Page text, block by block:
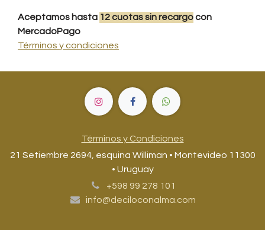
Aceptamos hasta 12cuotassin recargocon
MercadoPago
Términos y condiciones
Términos y Condiciones
21 Setiembre 2694, esquina Williman • Montevideo 11300
• Uruguay
+598 99 278 101
info@deciloconalma.com